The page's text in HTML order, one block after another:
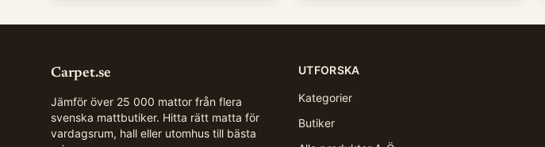
Carpet.se
Jämför över 25 000 mattor från flera
svenska mattbutiker. Hitta rätt matta för
vardagsrum, hall eller utomhus till bästa
UTFORSKA
Kategorier
Butiker